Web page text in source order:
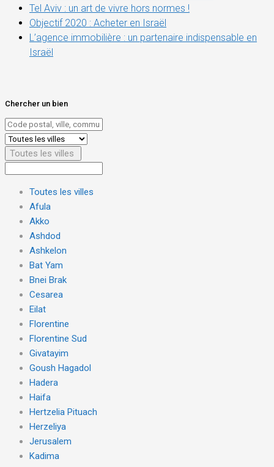
Tel Aviv : un art de vivre hors normes !
Objectif 2020 : Acheter en Israël
L’agence immobilière : un partenaire indispensable en
Israël
Chercher un bien
Toutes les villes
Toutes les villes
Afula
Akko
Ashdod
Ashkelon
Bat Yam
Bnei Brak
Cesarea
Eilat
Florentine
Florentine Sud
Givatayim
Goush Hagadol
Hadera
Haifa
Hertzelia Pituach
Herzeliya
Jerusalem
Kadima